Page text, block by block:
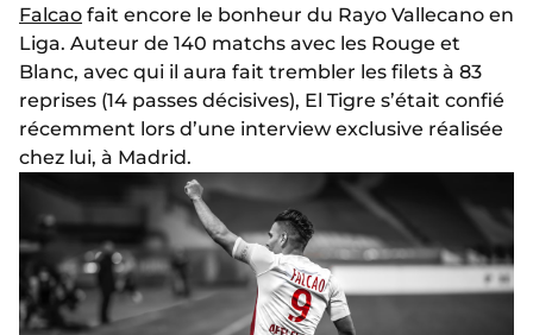
Falcao fait encore le bonheur du Rayo Vallecano en
Liga. Auteur de 140 matchs avec les Rouge et
Blanc, avec qui il aura fait trembler les filets à 83
reprises (14 passes décisives), El Tigre s’était confié
récemment lors d’une interview exclusive réalisée
chez lui, à Madrid.